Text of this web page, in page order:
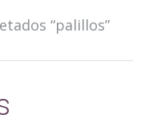
“palillos”